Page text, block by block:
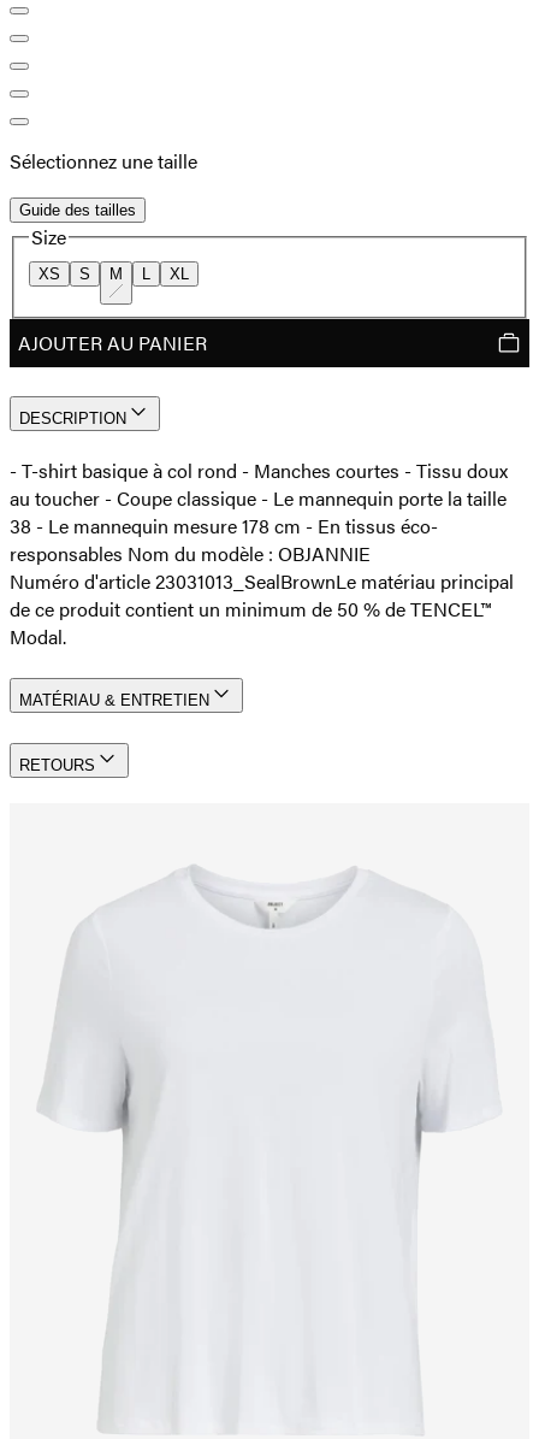
Sélectionnez une taille
Guide des tailles
Size
XS S M L XL
AJOUTER AU PANIER
DESCRIPTION
- T-shirt basique à col rond - Manches courtes - Tissu doux
au toucher - Coupe classique - Le mannequin porte la taille
38 - Le mannequin mesure 178 cm - En tissus éco-
responsables Nom du modèle : OBJANNIE
Numéro d'article 23031013_SealBrownLe matériau principal
de ce produit contient un minimum de 50 % de TENCEL™
Modal.
MATÉRIAU & ENTRETIEN
RETOURS